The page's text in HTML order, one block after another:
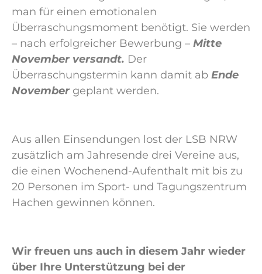
man für einen emotionalen
Überraschungsmoment benötigt. Sie werden
– nach erfolgreicher Bewerbung – Mitte
November versandt. Der
Überraschungstermin kann damit ab Ende
November geplant werden.
Aus allen Einsendungen lost der LSB NRW
zusätzlich am Jahresende drei Vereine aus,
die einen Wochenend-Aufenthalt mit bis zu
20 Personen im Sport- und Tagungszentrum
Hachen gewinnen können.
Wir freuen uns auch in diesem Jahr wieder
über Ihre Unterstützung bei der